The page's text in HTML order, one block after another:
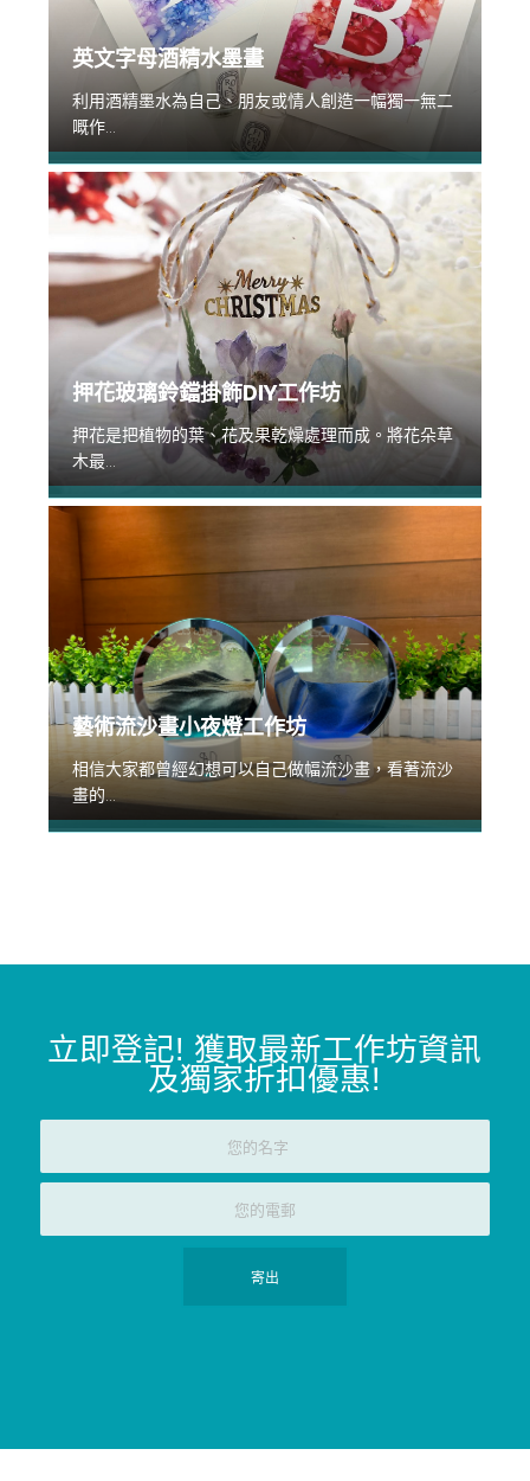
英文字母酒精水墨畫
利用酒精墨水為自己、朋友或情人創造一幅獨一無二
嘅作...
押花玻璃鈴鐺掛飾DIY工作坊
押花是把植物的葉、花及果乾燥處理而成。將花朵草
木最...
藝術流沙畫小夜燈工作坊
相信大家都曾經幻想可以自己做幅流沙畫，看著流沙
畫的...
立即登記! 獲取最新工作坊資訊
及獨家折扣優惠!